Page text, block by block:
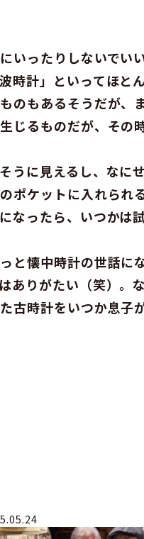
いったりしないで
時計」といってほと
のもあるそうだが
じるものだが、その
うに見えるし、な
ポケットに入れら
なったら、いつかは
と懐中時計の世話
ありがたい（笑）
古時計をいつか息子